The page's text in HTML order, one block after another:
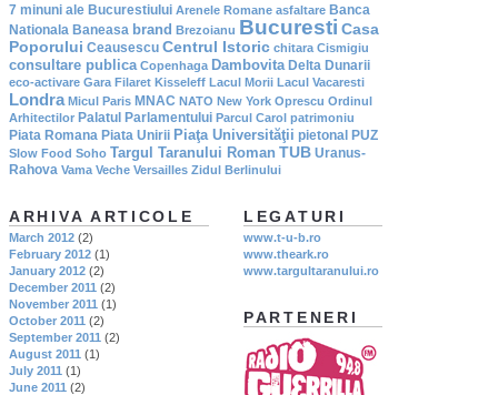
7 minuni ale Bucurestiului Arenele Romane asfaltare Banca
Nationala Baneasa brand Brezoianu Bucuresti Casa
Poporului Ceausescu Centrul Istoric chitara Cismigiu
consultare publica Copenhaga Dambovita Delta Dunarii
eco-activare Gara Filaret Kisseleff Lacul Morii Lacul Vacaresti
Londra Micul Paris MNAC NATO New York Oprescu Ordinul
Arhitectilor Palatul Parlamentului Parcul Carol patrimoniu
Piata Romana Piata Unirii Piaţa Universităţii pietonal PUZ
Slow Food Soho Targul Taranului Roman TUB Uranus-
Rahova Vama Veche Versailles Zidul Berlinului
LEGATURI
www.t-u-b.ro
www.theark.ro
www.targultaranului.ro
PARTENERI
ARHIVA ARTICOLE
March 2012 (2)
February 2012 (1)
January 2012 (2)
December 2011 (2)
November 2011 (1)
October 2011 (2)
September 2011 (2)
August 2011 (1)
July 2011 (1)
June 2011 (2)